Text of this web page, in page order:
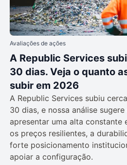
Avaliações de ações
A Republic Services
30 dias. Veja o quanto
subir em 2026
A Republic Services subiu
30 dias, e nossa análise
apresentar uma alta constante
os preços resilientes, a
forte posicionamento
apoiar a configuração.